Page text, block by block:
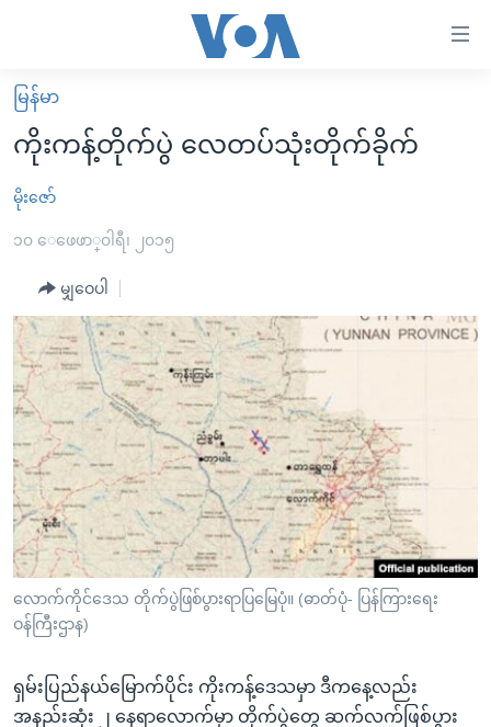
လွယ်ကူ
စေ
Link
များ
အကြောင်းအရာ
ကျော်
ကြည့်
ပင်မ
အ
ညွန်း
စာမျက်နှာ
ကျော်
ရှာဖွေ
မူလစာမျက်နှာ
မြန်မာ
ကမ္ဘာ့သတင်းများ
နိုင်ငံတကာ
တရုတ်
အစ္စရေး-ပါလက်စတိုင်း
ဗွီဒီယို
ရပ်ဝန်းတခု လမ်းတခု အလွန်
အင်္ဂလိပ်စာလေ့လာမယ်
အမေရိကန်သုံးအီဒီယံ
မကြေးမုံရဲ့ အင်္ဂလိပ်စာ
ရုပ်ရှင်ထဲက အင်္ဂလိပ်စာ
သုတပဒေသာ အင်္ဂလိပ်စာ
အပတ်စဉ်ကဏ္ဍများ
ရေဒီယို
တီဗွီ
ရေဒီယိုနှင့်ရုပ်သံ အချက်အလက်များ
ရေဒီယို/တီဗွီအစီအစဉ်
Learning English
ဗွီအိုအေ လူမှုကွန်ယက်များ
ဘာသာစကားများ
မြန်မာ
ကိုးကန့်တိုက်ပွဲ လေတပ်သုံးတိုက်ခိုက်
မိုးဇော်
၁၀ ေဖေဖာ္၀ါရီ၊ ၂၀၁၅
မျှဝေပါ
လောက်ကိုင်ဒေသ တိုက်ပွဲဖြစ်ပွားရာပြမြေပုံ။ (ဓာတ်ပုံ- ပြန်ကြားရေး
ဝန်ကြီးဌာန)
ရှမ်းပြည်နယ်မြောက်ပိုင်း ကိုးကန့်ဒေသမှာ ဒီကနေ့လည်း
အနည်းဆုံး ၂ နေရာလောက်မှာ တိုက်ပွဲတွေ ဆက်လက်ဖြစ်ပွား